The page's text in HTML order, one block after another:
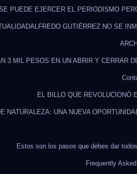
PUEDE EJERCER EL PERIODISMO
ALFREDO GUTIÉRREZ NO SE
3 MIL PESOS EN UN ABRIR Y CERRAR
EL BILLO QUE REVOLUCIONÓ
NATURALEZA: UNA NUEVA
Estos son los pasos que debes dar
Frequently